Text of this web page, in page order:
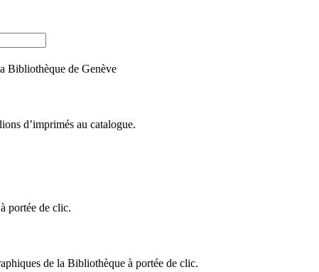
Bibliothèque de Genève
d’imprimés au catalogue.
portée de clic.
de la Bibliothèque à portée de clic.